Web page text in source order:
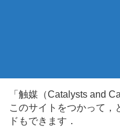
「触媒（Catalysts and
このサイトをつかって
ドもできます．